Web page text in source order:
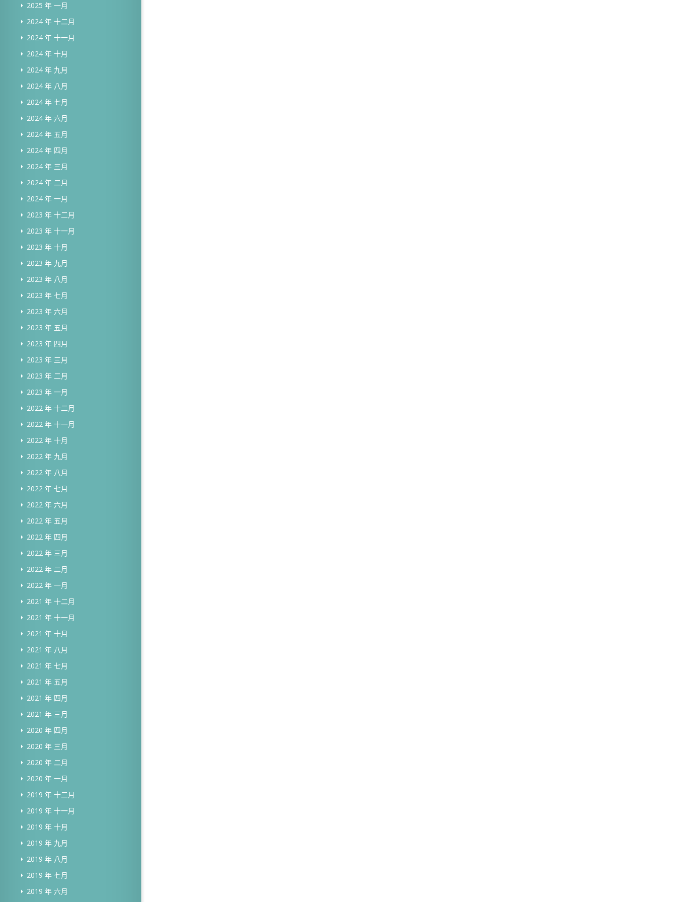
2025 年 一月
2024 年 十二月
2024 年 十一月
2024 年 十月
2024 年 九月
2024 年 八月
2024 年 七月
2024 年 六月
2024 年 五月
2024 年 四月
2024 年 三月
2024 年 二月
2024 年 一月
2023 年 十二月
2023 年 十一月
2023 年 十月
2023 年 九月
2023 年 八月
2023 年 七月
2023 年 六月
2023 年 五月
2023 年 四月
2023 年 三月
2023 年 二月
2023 年 一月
2022 年 十二月
2022 年 十一月
2022 年 十月
2022 年 九月
2022 年 八月
2022 年 七月
2022 年 六月
2022 年 五月
2022 年 四月
2022 年 三月
2022 年 二月
2022 年 一月
2021 年 十二月
2021 年 十一月
2021 年 十月
2021 年 八月
2021 年 七月
2021 年 五月
2021 年 四月
2021 年 三月
2020 年 四月
2020 年 三月
2020 年 二月
2020 年 一月
2019 年 十二月
2019 年 十一月
2019 年 十月
2019 年 九月
2019 年 八月
2019 年 七月
2019 年 六月